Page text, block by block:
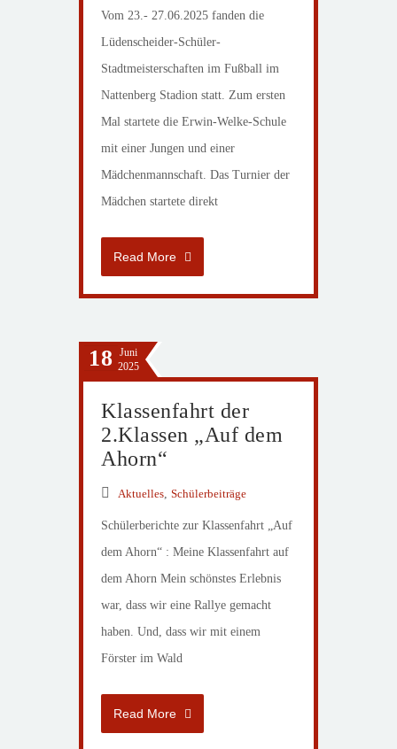
Vom 23.- 27.06.2025 fanden die
Lüdenscheider-Schüler-
Stadtmeisterschaften im Fußball im
Nattenberg Stadion statt. Zum ersten
Mal startete die Erwin-Welke-Schule
mit einer Jungen und einer
Mädchenmannschaft. Das Turnier der
Mädchen startete direkt
Read More
18 Juni
2025
Klassenfahrt der
2.Klassen „Auf dem
Ahorn“
Aktuelles, Schülerbeiträge
Schülerberichte zur Klassenfahrt „Auf
dem Ahorn“ : Meine Klassenfahrt auf
dem Ahorn Mein schönstes Erlebnis
war, dass wir eine Rallye gemacht
haben. Und, dass wir mit einem
Förster im Wald
Read More